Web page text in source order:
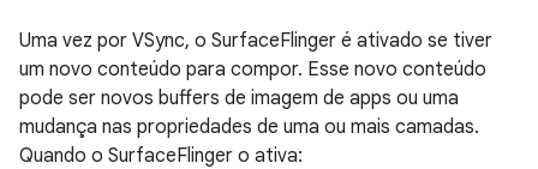
Uma vez por VSync, o SurfaceFlinger é ativado se tiver
um novo conteúdo para compor. Esse novo conteúdo
pode ser novos buffers de imagem de apps ou uma
mudança nas propriedades de uma ou mais camadas.
Quando o SurfaceFlinger o ativa: